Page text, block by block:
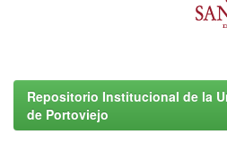
Repositorio Institucional de la
de Portoviejo